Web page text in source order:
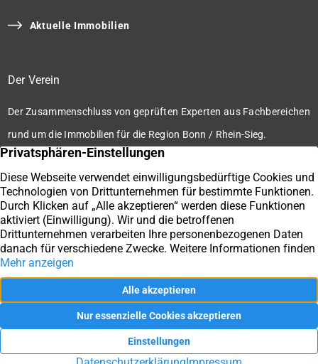
Der Verein
Der Zusammenschluss von geprüften Experten aus Fachbereichen
rund um die Immobilien für die Region Bonn / Rhein-Sieg.
Aktuelle Immobilien
Ihre Immobilienmakler der Immobilienbörse Bonn / Rhein-
Datenschutz